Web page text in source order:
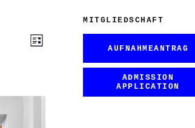
ANSICHTEN-
NAVIGATION
VERANSTALTUNG
ANSICHTEN-
Liste
MITGLIEDSCHAFT
AUFNAHMEANTRAG
ADMISSION
APPLICATION